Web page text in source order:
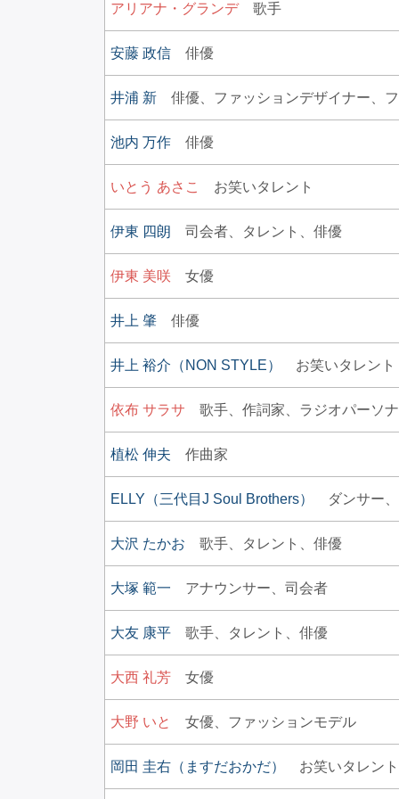
アリアナ・グランデ 歌手
安藤 政信 俳優
井浦 新 俳優、 ファッションデザイナー、
池内 万作 俳優
いとう あさこ お笑いタレント
伊東 四朗 司会者、 タレント、 俳優
伊東 美咲 女優
井上 肇 俳優
井上 裕介（NON STYLE） お笑いタレント
依布 サラサ 歌手、 作詞家、 ラジオパーソ
植松 伸夫 作曲家
ELLY（三代目J Soul Brothers） ダンサー、
大沢 たかお 歌手、 タレント、 俳優
大塚 範一 アナウンサー、 司会者
大友 康平 歌手、 タレント、 俳優
大西 礼芳 女優
大野 いと 女優、 ファッションモデル
岡田 圭右（ますだおかだ） お笑いタレント